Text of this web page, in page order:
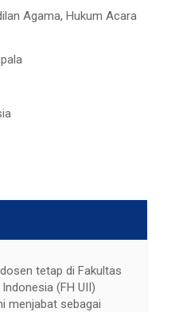
Agama, Hukum Acara
tetap di Fakultas
(FH UII)
menjabat sebagai